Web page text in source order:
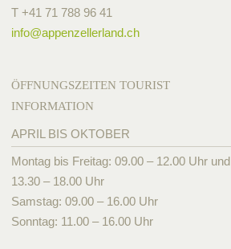
T +41 71 788 96 41
info@appenzellerland.ch
ÖFFNUNGSZEITEN TOURIST
INFORMATION
APRIL BIS OKTOBER
Montag bis Freitag: 09.00 – 12.00 Uhr und
13.30 – 18.00 Uhr
Samstag: 09.00 – 16.00 Uhr
Sonntag: 11.00 – 16.00 Uhr